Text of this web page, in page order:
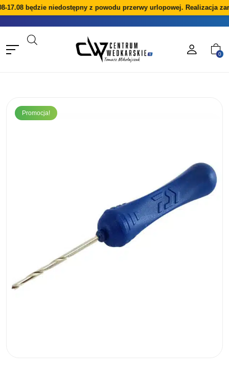
17.08 będzie niedostępny z powodu przerwy urlopowej. Realizacja
0
Promocja!